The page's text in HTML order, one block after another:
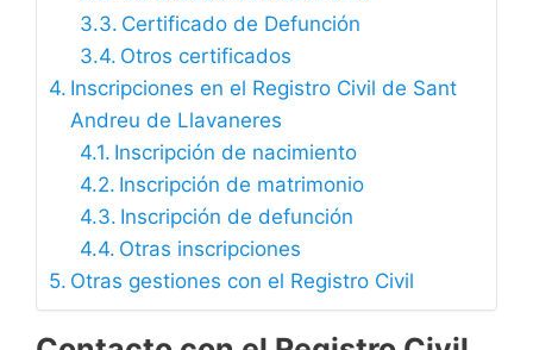
Certificado de Defunción
Otros certificados
Inscripciones en el Registro Civil de Sant
Andreu de Llavaneres
Inscripción de nacimiento
Inscripción de matrimonio
Inscripción de defunción
Otras inscripciones
Otras gestiones con el Registro Civil